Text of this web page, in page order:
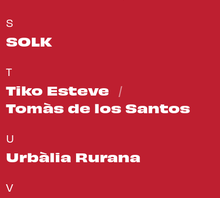
S
SOLK
T
Tiko Esteve
Tomàs de los Santos
U
Urbàlia Rurana
V